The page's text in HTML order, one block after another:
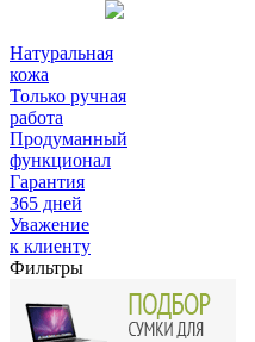
Натуральная
кожа
Только ручная
работа
Продуманный
функционал
Гарантия
365 дней
Уважение
к клиенту
Фильтры